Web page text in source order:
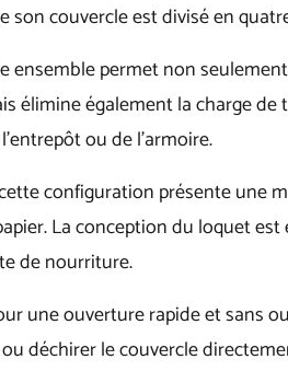
couvercle est divisé en
ensemble permet non
élimine également la charge de
ou de l'armoire.
configuration présente une
La conception du loquet
de nourriture.
une ouverture rapide et sans
déchirer le couvercle